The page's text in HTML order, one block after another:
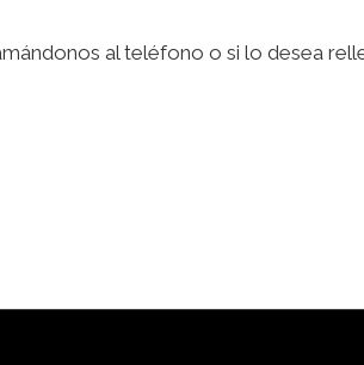
al teléfono o si lo desea